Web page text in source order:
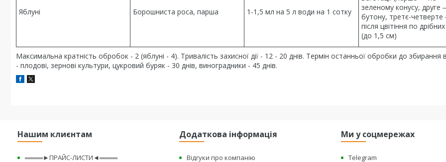
Яблуні Борошниста роса, парша 1-1,5 мл на 5 л води на 1 сотку
зеленому конусу, друге
бутону, третє-
після цвітіння по
(до 1,5 см)
Максимальна кратність обробок - 2 (яблуні - 4). Тривалість захисної дії - 12 - 20 днів. Термін останньої обробки до
- плодові, зернові культури, цукровий буряк - 30 днів, виноградники - 45 днів.
Нашим клиєнтам
════►ПРАЙС-ЛИСТИ◄════
Додаткова інформація
Відгуки про компанію
Ми у соцмережах
Telegram